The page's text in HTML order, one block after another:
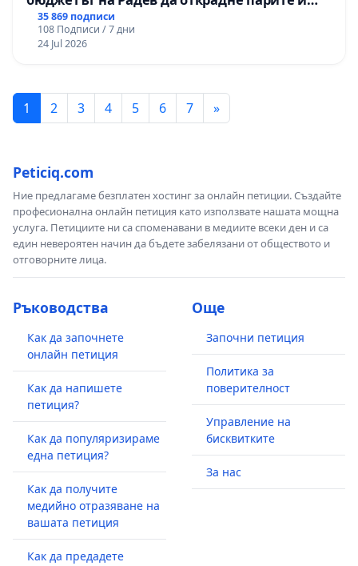
правата ни в тъмното
35 869 подписи
108 Подписи / 7 дни
24 Jul 2026
1 2 3 4 5 6 7 »
Peticiq.com
Ние предлагаме безплатен хостинг за онлайн петиции. Създайте
професионална онлайн петиция като използвате нашата мощна
услуга. Петициите ни са споменавани в медиите всеки ден и са
един невероятен начин да бъдете забелязани от обществото и
отговорните лица.
Ръководства
Как да започнете
онлайн петиция
Как да напишете
петиция?
Как да популяризираме
една петиция?
Как да получите
медийно отразяване на
вашата петиция
Как да предадете
Още
Започни петиция
Политика за
поверителност
Управление на
бисквитките
За нас